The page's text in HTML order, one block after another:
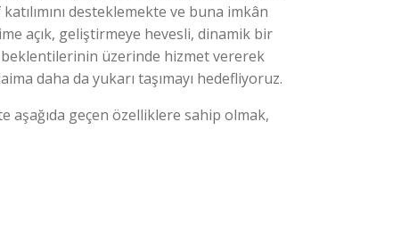
desteklemekte ve buna imkân
açık, geliştirmeye hevesli, dinamik bir
üzerinde hizmet vererek
daha da yukarı taşımayı hedefliyoruz.
geçen özelliklere sahip olmak,